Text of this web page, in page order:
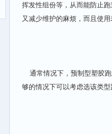
挥发性组份等，从而能防止
又减少维护的麻烦，而且使
通常情况下，预制型塑胶跑
够的情况下可以考虑选该类